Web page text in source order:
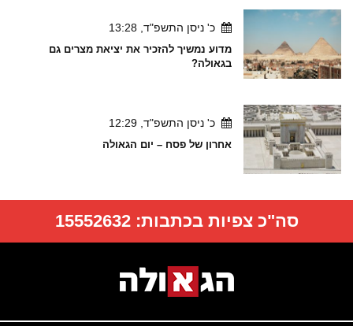
כ' ניסן התשפ"ד, 13:28
מדוע נמשיך להזכיר את יציאת מצרים גם
בגאולה?
כ' ניסן התשפ"ד, 12:29
אחרון של פסח – יום הגאולה
סה"כ צפיות בכתבות:15552632